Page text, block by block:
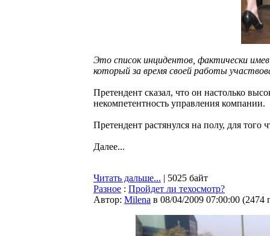
Это список инцидентов, фактически
который за время своей работы
Претендент сказал, что он настолько
некомпетентность управления компании.
Претендент растянулся на полу, для того
Далее...
Читать дальше... | 5025 байт
Разное : Пройдет ли техосмотр?
Автор: Milena в 08/04/2009 07:00:00 (2474